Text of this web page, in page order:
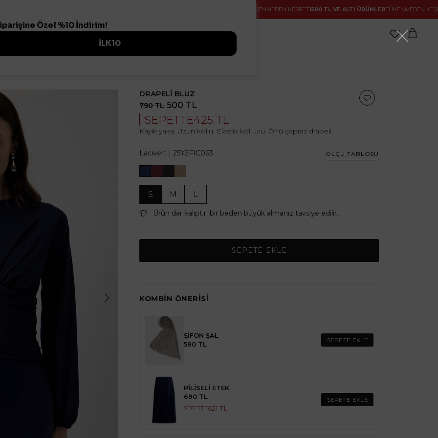
TÜKENMEDEN KEŞFET 1500 TL VE ALTI ÜRÜNLERTÜKENMEDEN KEŞFET
DRAPELİ BLUZ
790 TL 500 TL
425 TL
SEPETTE
Kayık yaka. Uzun kollu. Elastik kol ucu. Önü çapraz drapeli.
Lacivert |25Y2FIC063 ÖLÇÜ TABLOSU
S M L
Ürün dar kalıptır; bir beden büyük almanız tavsiye edilir.
SEPETE EKLE
KOMBIN ÖNERISI
ŞİFON ŞAL
590 TL
SEPETE EKLE
PİLİSELİ ETEK
690 TL
621 TL
SEPETTE
SEPETE EKLE